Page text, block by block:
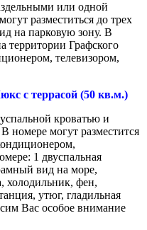
или одной
разместиться до трех
на парковую зону. В
территории Графского
телевизором,
с террасой (50 кв.м.)
кроватью и
номере могут разместится
1 двуспальная
вид на море,
холодильник, фен,
утюг, гладильная
Вас особое внимание